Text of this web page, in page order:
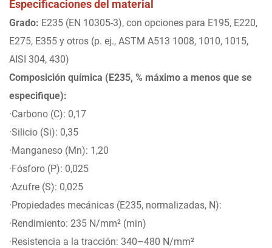
Especificaciones del material
Grado: E235 (EN 10305-3), con opciones para E195, E220,
E275, E355 y otros (p. ej., ASTM A513 1008, 1010, 1015,
AISI 304, 430)
Composición química (E235, % máximo a menos que se
especifique):
·Carbono (C): 0,17
·Silicio (Si): 0,35
·Manganeso (Mn): 1,20
·Fósforo (P): 0,025
·Azufre (S): 0,025
·Propiedades mecánicas (E235, normalizadas, N):
·Rendimiento: 235 N/mm² (min)
·Resistencia a la tracción: 340–480 N/mm²